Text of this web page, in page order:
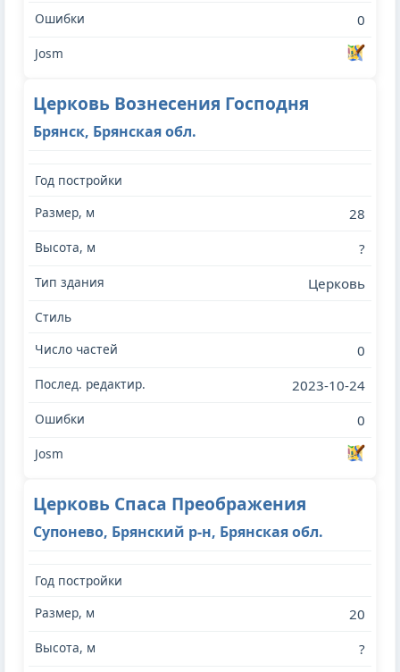
0
Церковь Вознесения Господня
Брянск, Брянская обл.
28
?
Церковь
0
2023-10-24
0
Церковь Спаса Преображения
Супонево, Брянский р-н, Брянская обл.
20
?